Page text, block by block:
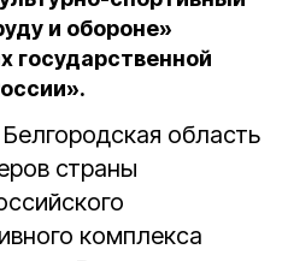
и обороне»
государственной
область
страны
комплекса